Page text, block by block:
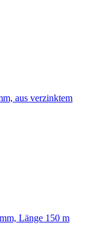
aus verzinktem
Länge 150 m